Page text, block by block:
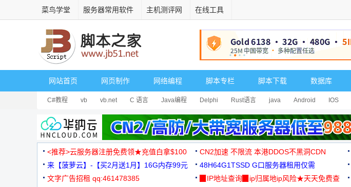
菜鸟学堂 服务器常用软件 主机测评网 在线工具
网站首页 网页制作 网络编程 脚本专栏 脚本下载 数据库
C#教程 vb vb.net C 语言 Java编程 Delphi Rust语言 java Android IOS
<推荐>云服务器注册免费领★充值白拿$100 CN2加速 不限流 本港DDOS不黑洞CDN
来【菠萝云】-【买2月送1月】16G内存99元
48H64G1TSSD G口服务器租用仅需
3000+可免费测试
文字广告招租 qq:461478385
▉IP地址查询▉ip归属地ip风险★天天免费查